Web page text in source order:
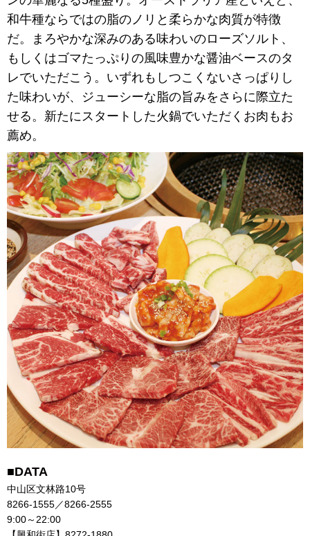
和牛種ならではの脂のノリと柔らかな肉質が特徴
だ。まろやかな深みのある味わいのローズソルト、
もしくはゴマたっぷりの風味豊かな醤油ベースのタ
レでいただこう。いずれもしつこくないさっぱりし
た味わいが、ジューシーな脂の旨みをさらに際立た
せる。新たにスタートした火鍋でいただくお肉もお
薦め。
■DATA
中山区文林路10号
8266-1555／8266-2555
9:00～22:00